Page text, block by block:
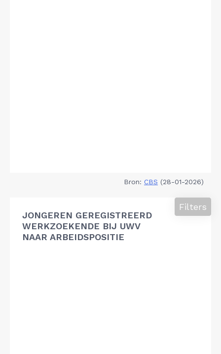
Bron: CBS (28-01-2026)
JONGEREN GEREGISTREERD
WERKZOEKENDE BIJ UWV
NAAR ARBEIDSPOSITIE
Filters